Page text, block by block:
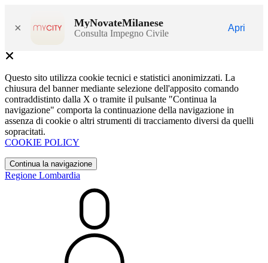
× MyNovateMilanese
Consulta Impegno Civile
Apri
Questo sito utilizza cookie tecnici e statistici anonimizzati. La
chiusura del banner mediante selezione dell'apposito comando
contraddistinto dalla X o tramite il pulsante "Continua la
navigazione" comporta la continuazione della navigazione in
assenza di cookie o altri strumenti di tracciamento diversi da quelli
sopracitati.
COOKIE POLICY
Continua la navigazione
Regione Lombardia